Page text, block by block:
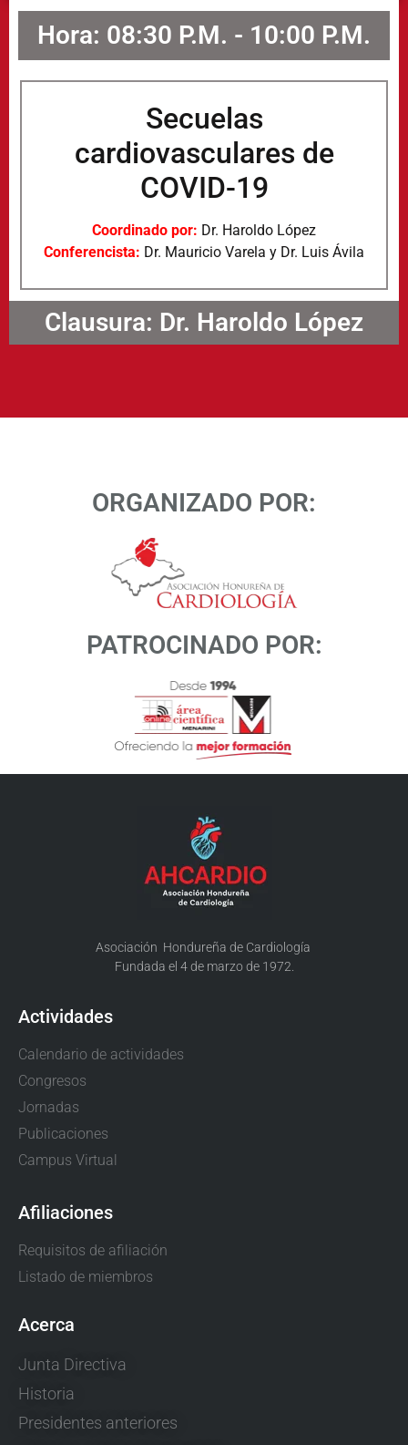
Hora: 08:30 P.M. - 10:00 P.M.
Secuelas
cardiovasculares de
COVID-19
Coordinado por: Dr. Haroldo López
Conferencista: Dr. Mauricio Varela y Dr. Luis Ávila
Clausura: Dr. Haroldo López
ORGANIZADO POR:
PATROCINADO POR:
Asociación Hondureña de Cardiología
Fundada el 4 de marzo de 1972.
Actividades
Calendario de actividades
Congresos
Jornadas
Publicaciones
Campus Virtual
Afiliaciones
Requisitos de afiliación
Listado de miembros
Acerca
Junta Directiva
Historia
Presidentes anteriores